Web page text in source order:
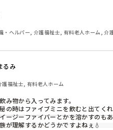
おげませんでした。
できるのは運動を取り入れる事く
か？人前で摘便をしてそれを食べ
辞めさせてあげたいです。
教えてください。
・ヘルパー, 介護福祉士, 有料老人ホーム, 介
援施設
るみ
護福祉士, 有料老人ホーム
み物から入ってみます。
の時はファイブミニを飲むと出てく
ージーファイバーとかを溶かすのも
が理解するかどうかですよねぇ💧